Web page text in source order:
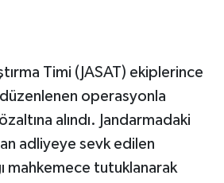
Timi (JASAT) ekiplerince
operasyonla
alındı. Jandarmadaki
adliyeye sevk edilen
mahkemece tutuklanarak